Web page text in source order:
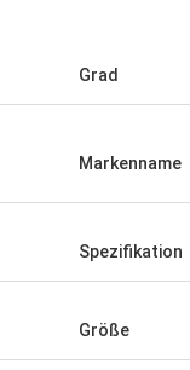
Grad
Markenname
Spezifikation
Größe